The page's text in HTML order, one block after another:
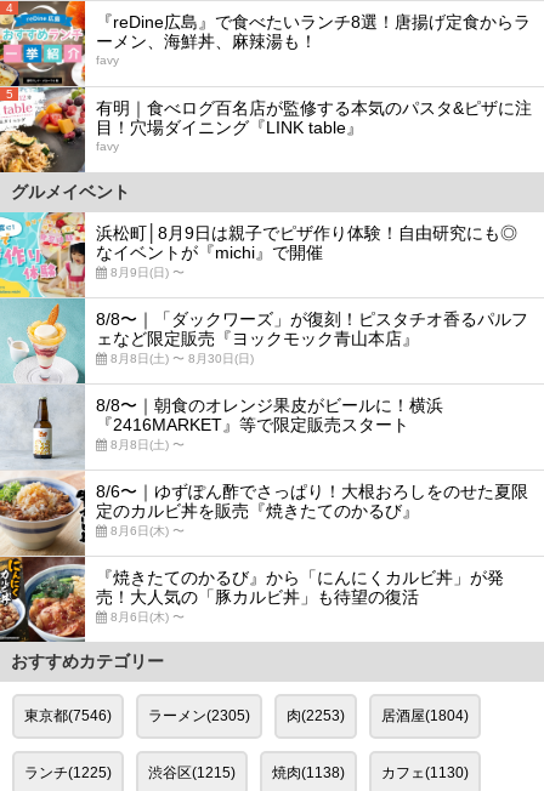
4
『reDine広島』で食べたいランチ8選！唐揚げ定食からラ
ーメン、海鮮丼、麻辣湯も！
favy
5
有明｜食べログ百名店が監修する本気のパスタ&ピザに注
目！穴場ダイニング『LINK table』
favy
グルメイベント
浜松町│8月9日は親子でピザ作り体験！自由研究にも◎
なイベントが『michi』で開催
8月9日(日) 〜
8/8〜｜「ダックワーズ」が復刻！ピスタチオ香るパルフ
ェなど限定販売『ヨックモック青山本店』
8月8日(土) 〜 8月30日(日)
8/8〜｜朝食のオレンジ果皮がビールに！横浜
『2416MARKET』等で限定販売スタート
8月8日(土) 〜
8/6〜｜ゆずぽん酢でさっぱり！大根おろしをのせた夏限
定のカルビ丼を販売『焼きたてのかるび』
8月6日(木) 〜
『焼きたてのかるび』から「にんにくカルビ丼」が発
売！大人気の「豚カルビ丼」も待望の復活
8月6日(木) 〜
おすすめカテゴリー
東京都(7546) ラーメン(2305) 肉(2253) 居酒屋(1804)
ランチ(1225) 渋谷区(1215) 焼肉(1138) カフェ(1130)